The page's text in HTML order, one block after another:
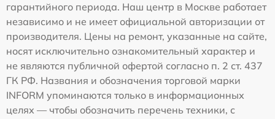
гарантийного периода. Наш центр в Москве работает
независимо и не имеет официальной авторизации от
производителя. Цены на ремонт, указанные на сайте,
носят исключительно ознакомительный характер и
не являются публичной офертой согласно п. 2 ст. 437
ГК РФ. Названия и обозначения торговой марки
INFORM упоминаются только в информационных
целях — чтобы обозначить перечень техники, с